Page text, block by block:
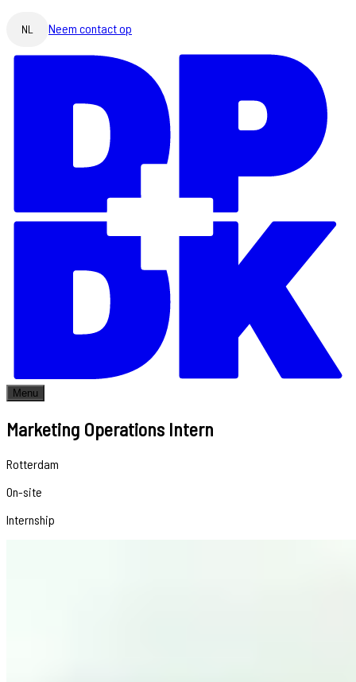
NL Neem contact op
Menu
Marketing Operations Intern
Rotterdam
On-site
Internship